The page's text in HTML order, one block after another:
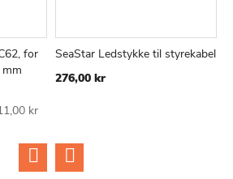
SAMMENLIGN
for
kr
TILFØJ
SeaStar Ledstykke til styrekabel
276,00 kr